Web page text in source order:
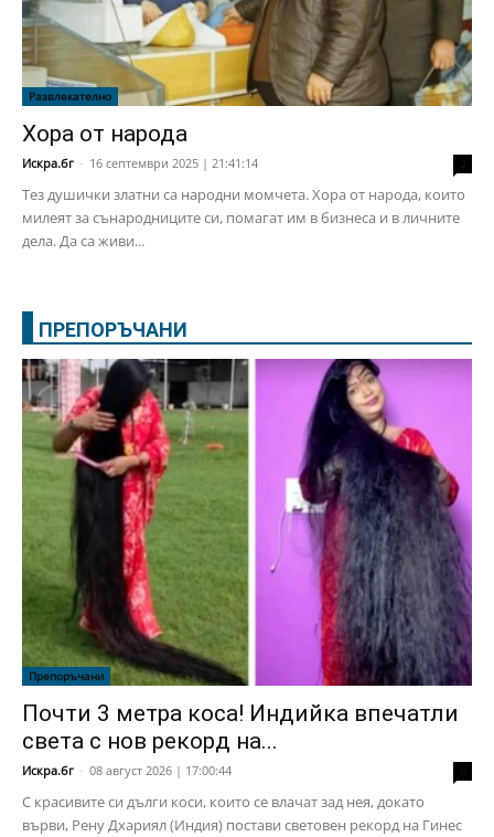
Развлекателно
Хора от народа
Искра.бг - 16 септември 2025 | 21:41:14
Тез душички златни са народни момчета. Хора от народа, които
милеят за сънародниците си, помагат им в бизнеса и в личните
дела. Да са живи...
ПРЕПОРЪЧАНИ
Препоръчани
Почти 3 метра коса! Индийка впечатли
света с нов рекорд на...
Искра.бг - 08 август 2026 | 17:00:44
С красивите си дълги коси, които се влачат зад нея, докато
върви, Рену Дхариял (Индия) постави световен рекорд на Гинес